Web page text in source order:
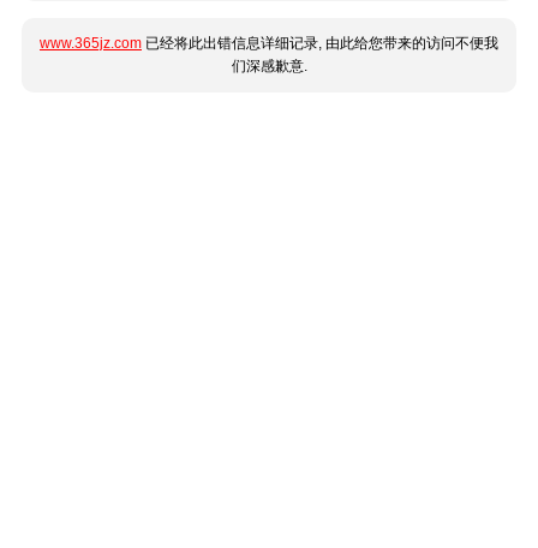
www.365jz.com 已经将此出错信息详细记录, 由此给您带来的访问不便我
们深感歉意.